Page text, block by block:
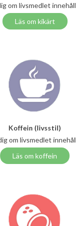
om livsmedlet
Läs om kikärt
Koffein (livsstil)
om livsmedlet
Läs om koffein